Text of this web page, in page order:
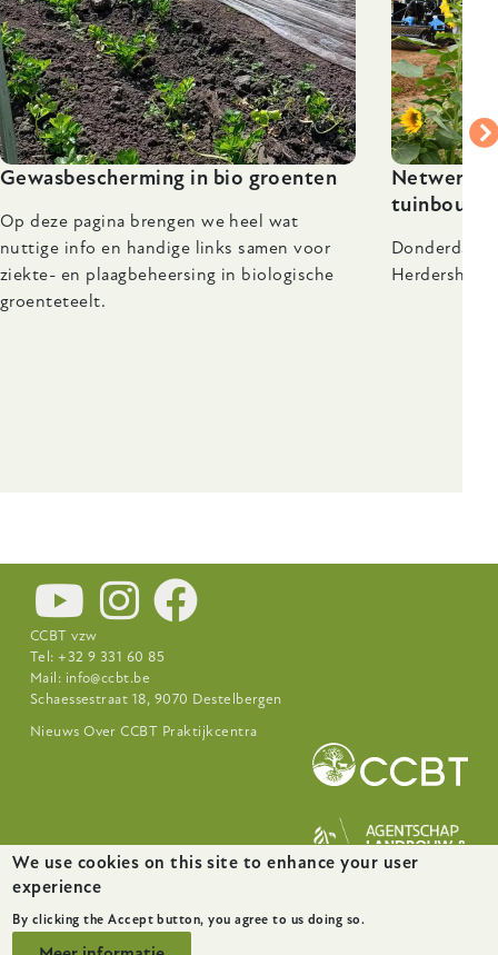
Gewasbescherming in bio groenten
Op deze pagina brengen we heel wat
nuttige info en handige links samen voor
ziekte- en plaagbeheersing in biologische
groenteteelt.
tuinbouw'
Donderdag
Herdershof,
CCBT vzw
Tel: +32 9 331 60 85
Mail: info@ccbt.be
Schaessestraat 18, 9070 Destelbergen
Footer-
Nieuws Over CCBT Praktijkcentra
We use cookies on this site to enhance your user
experience
By clicking the Accept button, you agree to us doing so.